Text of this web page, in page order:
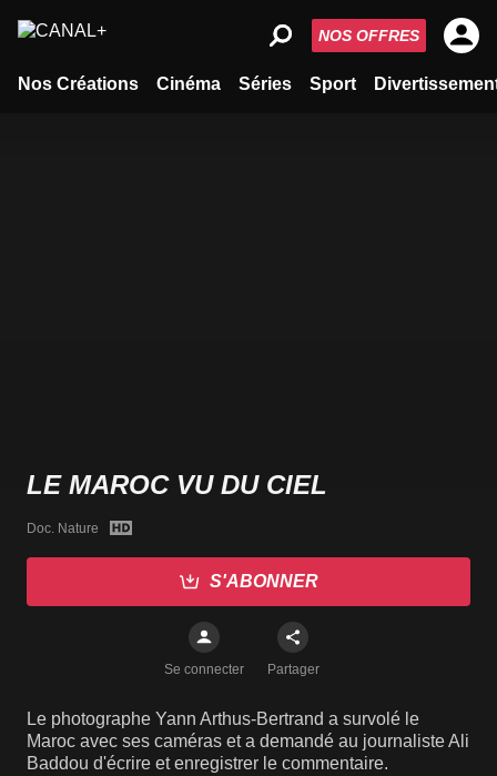
Nos Créations Cinéma Séries Sport
NOS OFFRES
LE MAROC VU DU CIEL
Doc. Nature
S'ABONNER
Se connecter Partager
Le photographe Yann Arthus-Bertrand a survolé le
Maroc avec ses caméras et a demandé au journaliste Ali
Baddou d'écrire et enregistrer le commentaire.